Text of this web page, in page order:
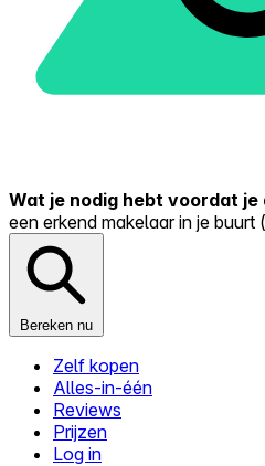
Wat je nodig hebt voordat je
een erkend makelaar in je buurt
Bereken nu
Zelf kopen
Alles-in-één
Reviews
Prijzen
Log in